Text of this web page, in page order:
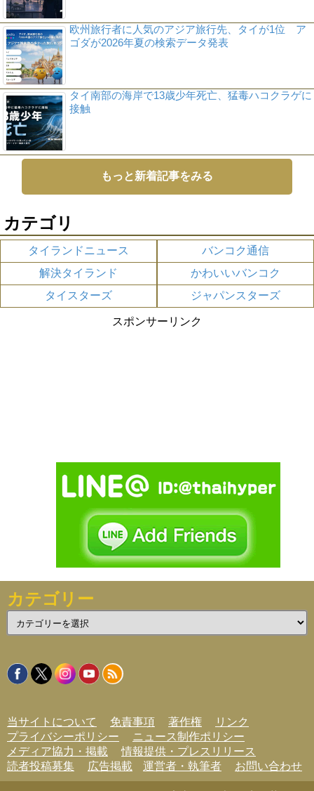
欧州旅行者に人気のアジア旅行先、タイが1位 ア
ゴダが2026年夏の検索データ発表
タイ南部の海岸で13歳少年死亡、猛毒ハコクラゲに
接触
もっと新着記事をみる
カテゴリ
タイランドニュース
バンコク通信
解決タイランド
かわいいバンコク
タイスターズ
ジャパンスターズ
スポンサーリンク
カテゴリー
テ
リ
ー
当サイトについて 免責事項 著作権
リンク
プライバシーポリシー
ニュース制作ポリシー
メディア協力・掲載
情報提供・プレスリリース
読者投稿募集
広告掲載 運営者・執筆者 お問い合わせ